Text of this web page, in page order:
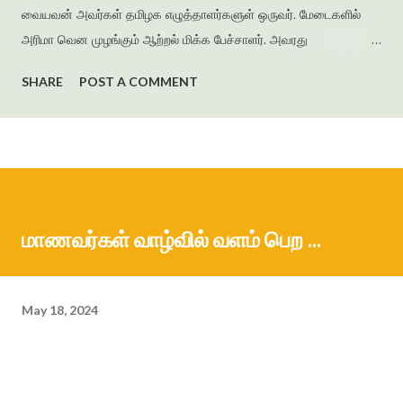
வையவன் அவர்கள் தமிழக எழுத்தாளர்களுள் ஒருவர். மேடைகளில்
அரிமா வென முழங்கும் ஆற்றல் மிக்க பேச்சாளர். அவரது
அடிப்படையாகக் கொண்டு நாவல்கள், சிறுகதைகள், கவிதைத்
தொகுப்புகள், ஆங்கில நூல்கள், கட்டுரை நூல்கள் என ஐம்பதுக்கும்
மேல்நிலைப்பள்ளியில் ஆங்கில ஆசிரியராகவும், மொழிப்
வெளியிட்டு வருகிறார். படைப்பிலக்கியத்திற்காகப் பல்வேறு
SHARE POST A COMMENT
மாணவர்கள் வாழ்வில் வளம் பெற ...
May 18, 2024